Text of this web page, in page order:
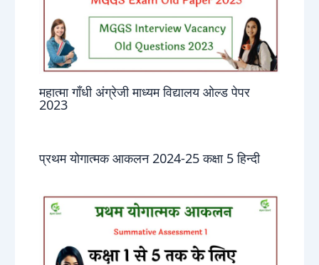
महात्मा गाँधी अंग्रेजी माध्यम विद्यालय ओल्ड पेपर
2023
प्रथम योगात्मक आकलन 2024-25 कक्षा 5 हिन्दी